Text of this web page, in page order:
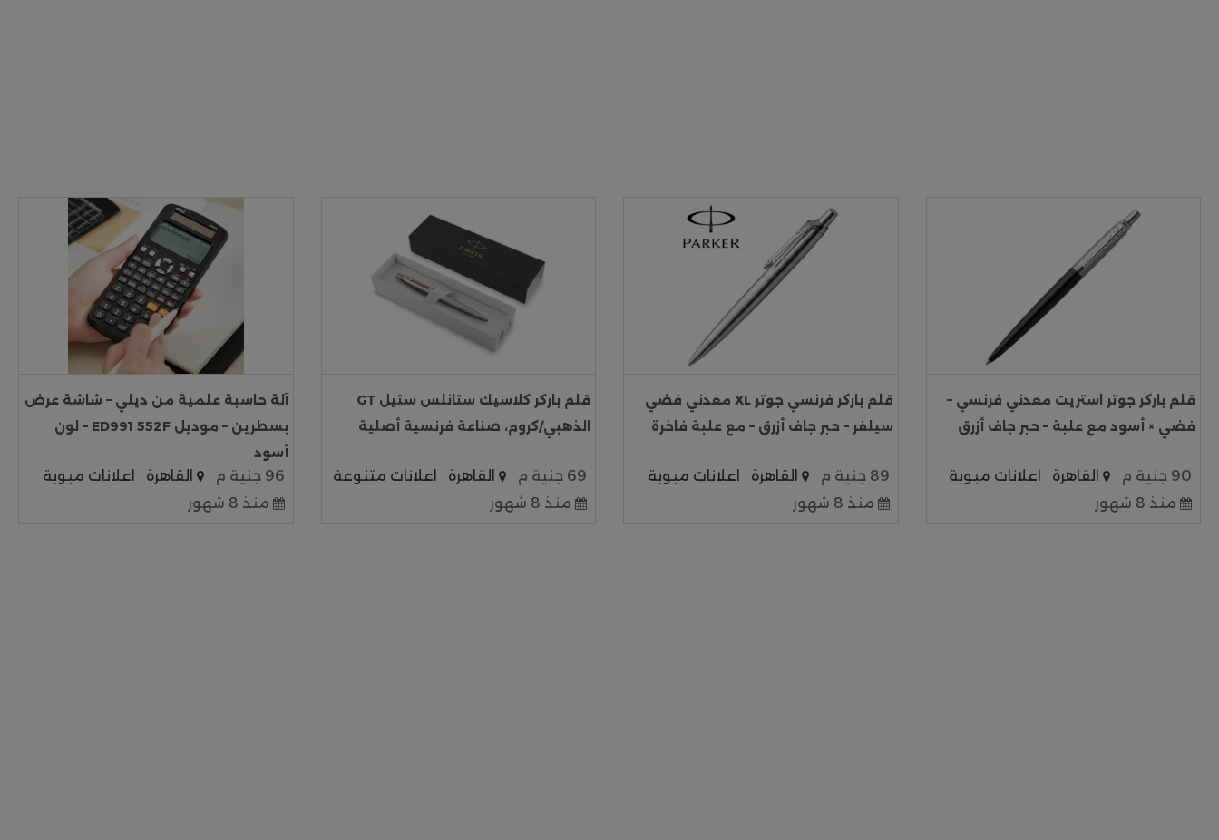
قلم باركر جوتر استريت معدني فرنسي –
فضي × أسود مع علبة – حبر جاف أزرق
90 جنية م القاهرة
اعلانات مبوبة
منذ 8 شهور
قلم باركر فرنسي جوتر XL معدني فضي
سيلفر – حبر جاف أزرق – مع علبة فاخرة
89 جنية م القاهرة
اعلانات مبوبة
منذ 8 شهور
قلم باركر كلاسيك ستانلس ستيل GT
الذهبي/كروم، صناعة فرنسية أصلية
69 جنية م القاهرة
اعلانات متنوعة
منذ 8 شهور
آلة حاسبة علمية من ديلي – شاشة عرض
بسطرين – موديل ED991 552F – لون
أسود
96 جنية م القاهرة
اعلانات مبوبة
منذ 8 شهور